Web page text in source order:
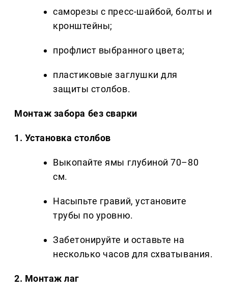
саморезы с пресс-шайбой, болты и
кронштейны;
профлист выбранного цвета;
пластиковые заглушки для
защиты столбов.
Монтаж забора без сварки
1. Установка столбов
Выкопайте ямы глубиной 70–80
см.
Насыпьте гравий, установите
трубы по уровню.
Забетонируйте и оставьте на
несколько часов для схватывания.
2. Монтаж лаг